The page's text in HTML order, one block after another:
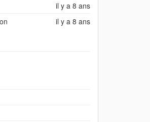
il y a 8 ans
il y a 8 ans